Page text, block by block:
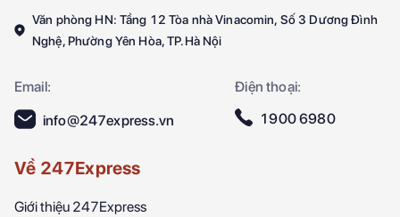
Văn phòng HN: Tầng 12 Tòa nhà Vinacomin, Số 3 Dương Đình
Nghệ, Phường Yên Hòa, TP.Hà Nội
Email:
Điện thoại:
info@247express.vn
1900 6980
Về 247Express
Giới thiệu 247Express